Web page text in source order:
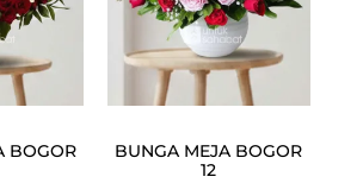
BOGOR
BUNGA MEJA BOGOR
12